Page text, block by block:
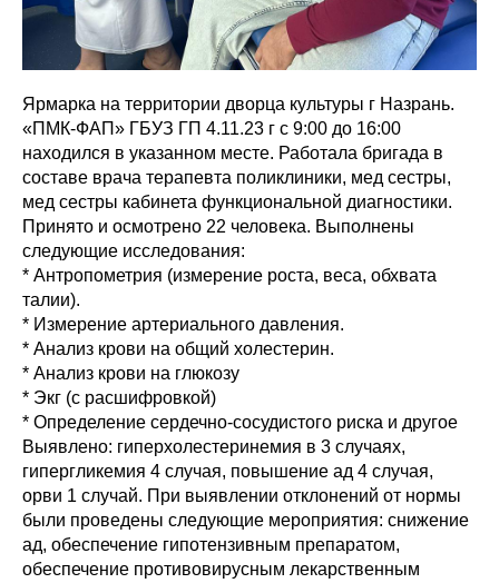
Ярмарка на территории дворца культуры г Назрань.
«ПМК-ФАП» ГБУЗ ГП 4.11.23 г с 9:00 до 16:00
находился в указанном месте. Работала бригада в
составе врача терапевта поликлиники, мед сестры,
мед сестры кабинета функциональной диагностики.
Принято и осмотрено 22 человека. Выполнены
следующие исследования:
* Антропометрия (измерение роста, веса, обхвата
талии).
* Измерение артериального давления.
* Анализ крови на общий холестерин.
* Анализ крови на глюкозу
* Экг (с расшифровкой)
* Определение сердечно-сосудистого риска и другое
Выявлено: гиперхолестеринемия в 3 случаях,
гипергликемия 4 случая, повышение ад 4 случая,
орви 1 случай. При выявлении отклонений от нормы
были проведены следующие мероприятия: снижение
ад, обеспечение гипотензивным препаратом,
обеспечение противовирусным лекарственным